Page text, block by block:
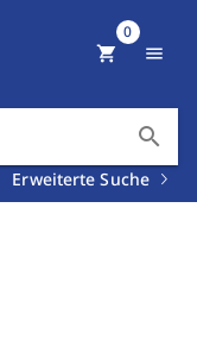
search
Erweiterte Suche
shopping_cart
0
menu